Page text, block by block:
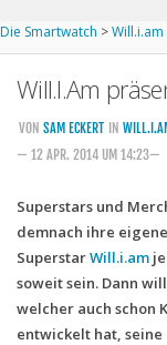
Startseite
Aktuelle
Kommende
Handytarife
BASE
Die Smartwatch >Will.i.am
Will.I.Am
VON SAM ECKERT IN
— 12 APR. 2014 UM 14:23—
Superstars und
demnach ihre
SuperstarWill.i.am
soweit sein. Dann
welcher auch schon
entwickelt hat, seine